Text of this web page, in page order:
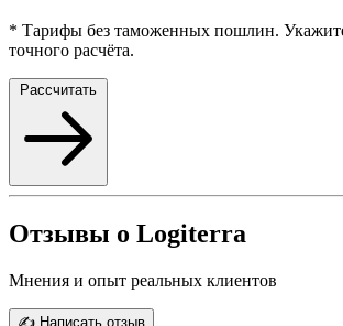
* Тарифы без таможенных пошлин.
точного расчёта.
Рассчитать
Отзывы о Logiterra
Мнения и опыт реальных клиентов
✍️ Написать отзыв